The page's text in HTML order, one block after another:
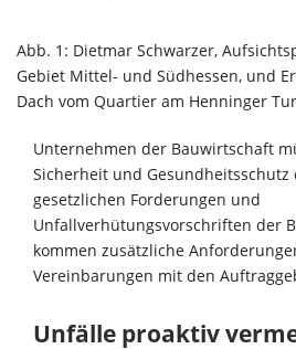
Abb. 1: Dietmar Schwarzer,
Gebiet Mittel- und Südhessen, und
Dach vom Quartier am Henninger
Unternehmen der Bauwirtschaft
Sicherheit und Gesundheitsschutz
gesetzlichen Forderungen und
Unfallverhütungsvorschriften der
kommen zusätzliche
Vereinbarungen mit den
Unfälle proaktiv